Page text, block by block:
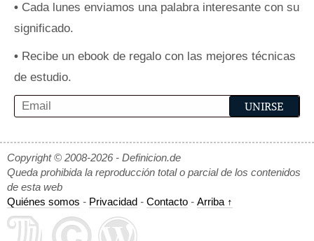
• Cada lunes enviamos una palabra interesante con su
significado.
• Recibe un ebook de regalo con las mejores técnicas
de estudio.
Copyright © 2008-2026 - Definicion.de
Queda prohibida la reproducción total o parcial de los contenidos
de esta web
Quiénes somos - Privacidad - Contacto - Arriba ↑